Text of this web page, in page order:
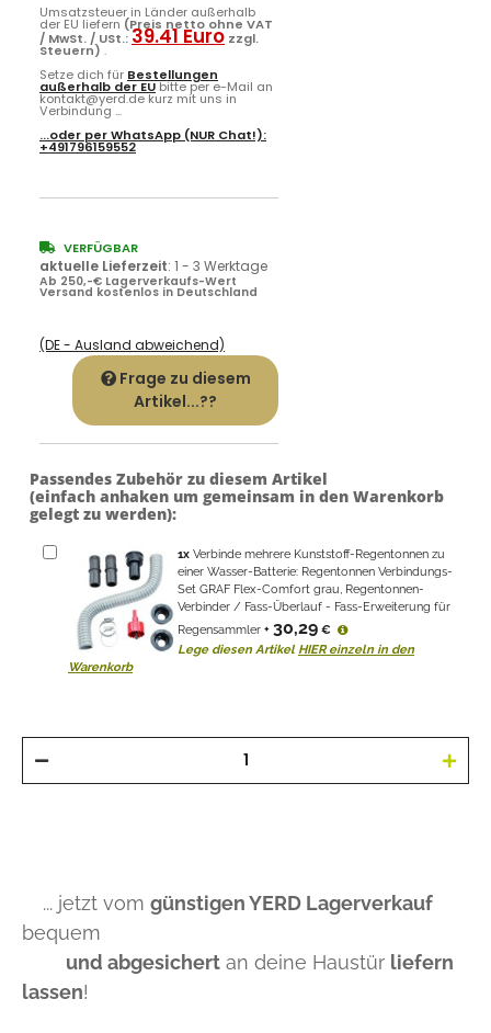
Umsatzsteuer in Länder außerhalb
der EU liefern (Preis netto ohne VAT
/ MwSt. / USt.:39.41 Euro zzgl.
Steuern) .
Setze dich für Bestellungen
außerhalb der EUbitte per e-Mail an
kontakt@yerd.de kurz mit uns in
Verbindung ...
...oder perWhatsApp (NUR Chat!):
+491796159552
VERFÜGBAR
aktuelle Lieferzeit: 1 - 3 Werktage
Ab 250,-€ Lagerverkaufs-Wert
Versand kostenlos in Deutschland
(DE - Ausland abweichend)
Frage zu diesem
Artikel...??
Passendes Zubehör zu diesem Artikel
(einfach anhaken um gemeinsam in den Warenkorb
gelegt zu werden):
1x Verbinde mehrere Kunststoff-Regentonnen zu
einer Wasser-Batterie: Regentonnen Verbindungs-
Set GRAF Flex-Comfort grau, Regentonnen-
Verbinder / Fass-Überlauf - Fass-Erweiterung für
Regensammler + 30,29 €
Lege diesen Artikel HIER einzeln in den
Warenkorb
... jetzt vom günstigen YERD Lagerverkauf
bequem
und abgesichert an deine Haustür liefern
lassen!